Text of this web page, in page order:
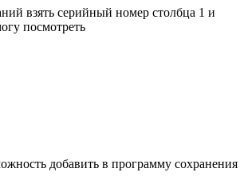
взять серийный номер столбца 1 и
посмотреть
добавить в программу сохранения